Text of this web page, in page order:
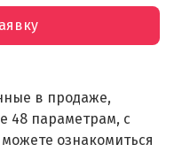
в продаже,
48 параметрам, с
ознакомиться